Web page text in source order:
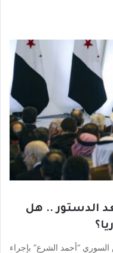
الدستور .. هل
السوري “أحمد الشرع” بإجراء